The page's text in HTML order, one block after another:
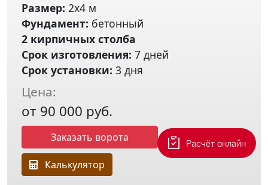
Размер: 2х4 м
Фундамент: бетонный
2 кирпичных столба
Срок изготовления: 7 дней
Срок установки: 3 дня
Цена:
от 90 000 руб.
Заказать ворота
Калькулятор
Расчёт онлайн